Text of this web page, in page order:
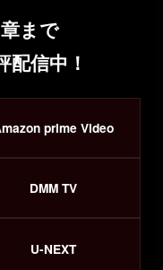
まで
信中！
prime Video
DMM TV
U-NEXT